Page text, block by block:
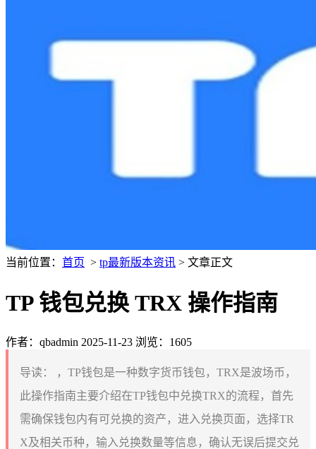
当前位置： 首页 > tp最新版本资讯 > 文章正文
TP 钱包兑换 TRX 操作指南
作者：qbadmin 2025-11-23 浏览：1605
导读：
，TP钱包是一种数字货币钱包，TRX是波场币，
此操作指南主要介绍在TP钱包中兑换TRX的流程，首先
需确保钱包内有可兑换的资产，进入兑换页面，选择TR
X及相关币种，输入兑换数量等信息，确认无误后提交兑